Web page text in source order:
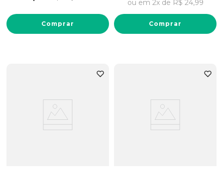
Comprar
ou em 2x de R$ 24,99
Comprar